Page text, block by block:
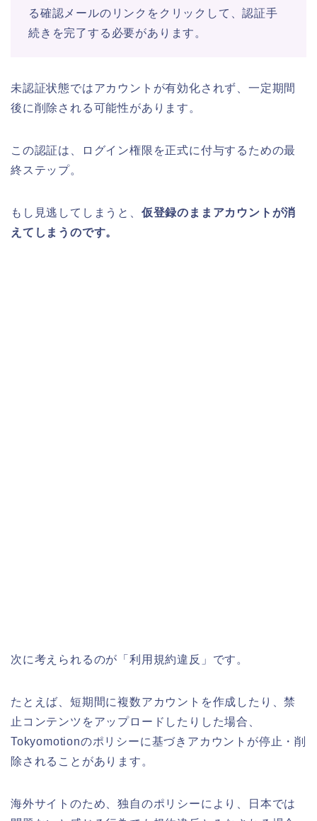
る確認メールのリンクをクリックして、認証手
続きを完了する必要があります。
未認証状態ではアカウントが有効化されず、一定期間
後に削除される可能性があります。
この認証は、ログイン権限を正式に付与するための最
終ステップ。
もし見逃してしまうと、 仮登録のままアカウントが消
えてしまうのです。
次に考えられるのが「利用規約違反」です。
たとえば、短期間に複数アカウントを作成したり、禁
止コンテンツをアップロードしたりした場合、
Tokyomotionのポリシーに基づきアカウントが停止・削
除されることがあります。
海外サイトのため、独自のポリシーにより、日本では